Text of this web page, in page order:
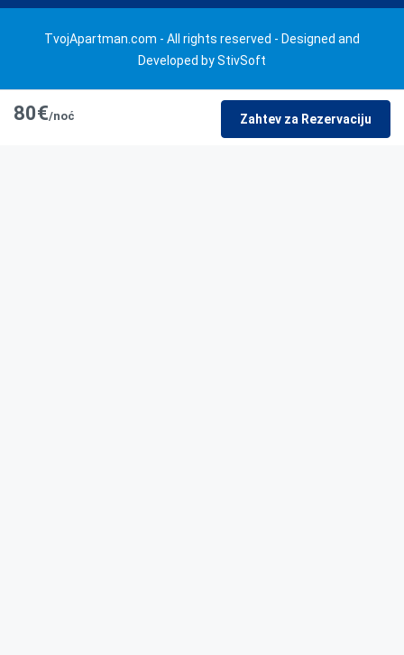
80€/noć Zahtev za Rezervaciju
TvojApartman.com - All rights reserved - Designed and
Developed by StivSoft